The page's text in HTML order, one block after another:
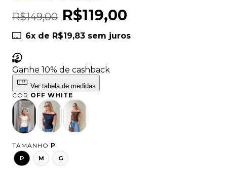
R$149,00 R$119,00
6x de R$19,83 sem juros
Ganhe 10% de cashback
Ver tabela de medidas
COR OFF WHITE
TAMANHO P
P M G